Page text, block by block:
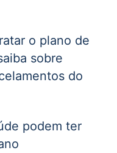
o plano de
sobre
do
podem ter